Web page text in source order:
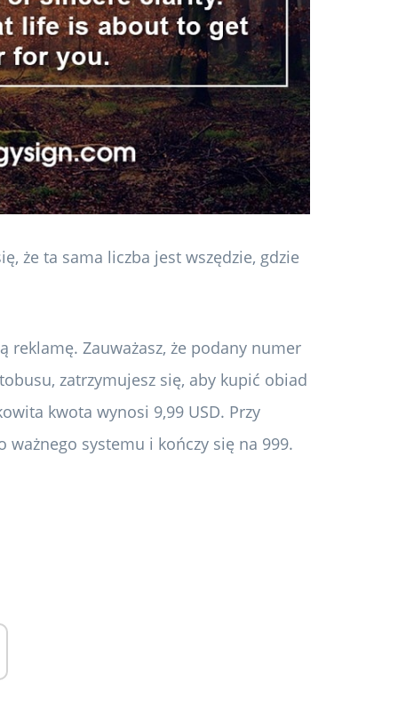
że ta sama liczba jest wszędzie, gdzie
reklamę. Zauważasz, że podany numer
zatrzymujesz się, aby kupić obiad
kwota wynosi 9,99 USD. Przy
ważnego systemu i kończy się na 999.